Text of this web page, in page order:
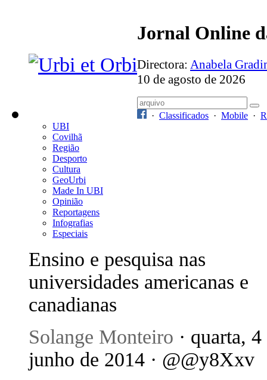
Jornal Online
Directora: Anabela
10 de agosto de 2026
· Classificados · Mobile ·
UBI
Covilhã
Região
Desporto
Cultura
GeoUrbi
Made In UBI
Opinião
Reportagens
Infografias
Especiais
Ensino e pesquisa nas
universidades americanas e
canadianas
Solange Monteiro · quarta, 4
junho de 2014 · @@y8Xxv